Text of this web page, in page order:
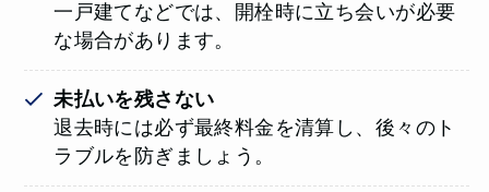
一戸建てなどでは、開栓時に立ち会いが必要
な場合があります。
未払いを残さない
退去時には必ず最終料金を清算し、後々のト
ラブルを防ぎましょう。